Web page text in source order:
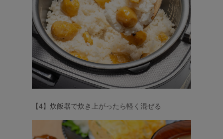
【4】炊飯器で炊き上がったら軽く混ぜる